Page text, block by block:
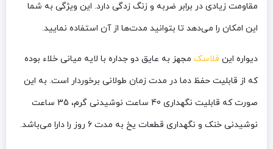
مقاومت زیادی در برابر ضربه و زنگ زدگی دارد. این ویژگی به شما
این امکان را می‌دهد تا بتوانید مدت‌ها از آن استفاده نمایید.
دیواره این فلاسک مجهز به عایق دو جداره با لایه میانی خلاء بوده
که از قابلیت حفظ دما در مدت زمان طولانی برخوردار است. به این
صورت که قابلیت نگهداری 40 ساعت نوشیدنی گرم، 35 ساعت
نوشیدنی خنک و نگهداری قطعات یخ به مدت 6 روز را دارا می‌باشد.